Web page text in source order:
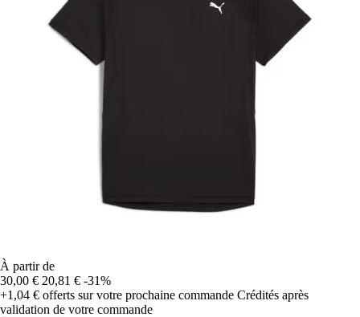
À partir de
30,00 € 20,81 € -31%
+1,04 € offerts sur votre prochaine commande Crédités après
validation de votre commande